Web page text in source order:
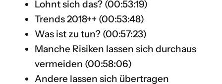
Lohnt sich das? (00:53:19)
Trends 2018++ (00:53:48)
Was ist zu tun? (00:57:23)
Manche Risiken lassen sich durchaus
vermeiden (00:58:06)
Andere lassen sich übertragen